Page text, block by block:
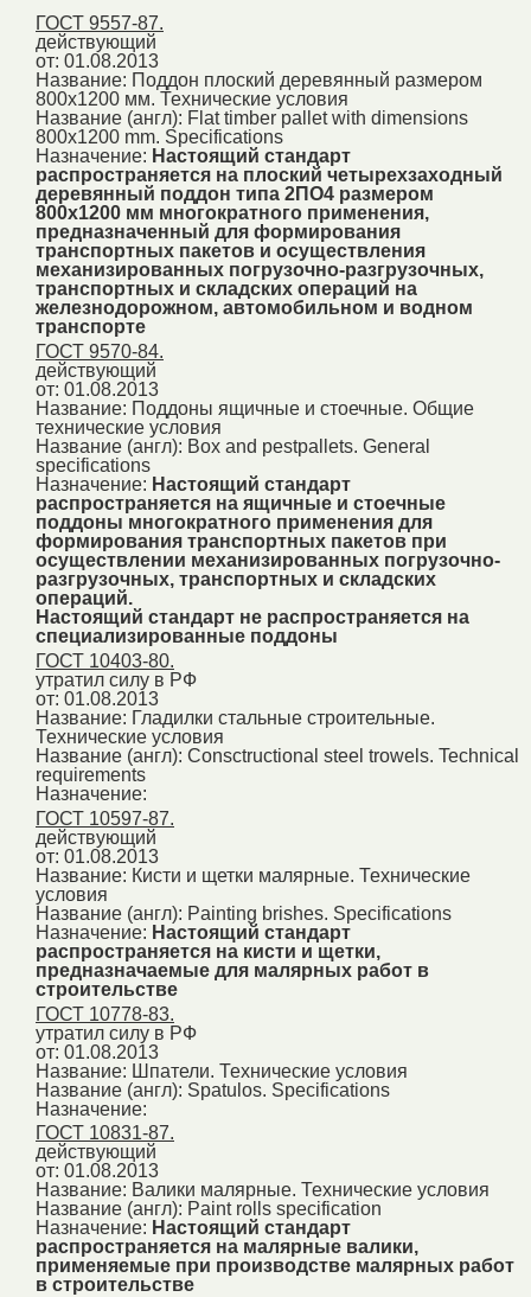
ГОСТ 9557-87.
действующий
от: 01.08.2013
Название: Поддон плоский деревянный размером
800х1200 мм. Технические условия
Название (англ): Flat timber pallet with dimensions
800x1200 mm. Specifications
Назначение: Настоящий стандарт
распространяется на плоский четырехзаходный
деревянный поддон типа 2ПО4 размером
800х1200 мм многократного применения,
предназначенный для формирования
транспортных пакетов и осуществления
механизированных погрузочно-разгрузочных,
транспортных и складских операций на
железнодорожном, автомобильном и водном
транспорте
ГОСТ 9570-84.
действующий
от: 01.08.2013
Название: Поддоны ящичные и стоечные. Общие
технические условия
Название (англ): Box and pestpallets. General
specifications
Назначение: Настоящий стандарт
распространяется на ящичные и стоечные
поддоны многократного применения для
формирования транспортных пакетов при
осуществлении механизированных погрузочно-
разгрузочных, транспортных и складских
операций.
Настоящий стандарт не распространяется на
специализированные поддоны
ГОСТ 10403-80.
утратил силу в РФ
от: 01.08.2013
Название: Гладилки стальные строительные.
Технические условия
Название (англ): Consctructional steel trowels. Technical
requirements
Назначение:
ГОСТ 10597-87.
действующий
от: 01.08.2013
Название: Кисти и щетки малярные. Технические
условия
Название (англ): Painting brishes. Specifications
Назначение: Настоящий стандарт
распространяется на кисти и щетки,
предназначаемые для малярных работ в
строительстве
ГОСТ 10778-83.
утратил силу в РФ
от: 01.08.2013
Название: Шпатели. Технические условия
Название (англ): Spatulos. Specifications
Назначение:
ГОСТ 10831-87.
действующий
от: 01.08.2013
Название: Валики малярные. Технические условия
Название (англ): Paint rolls specification
Назначение: Настоящий стандарт
распространяется на малярные валики,
применяемые при производстве малярных работ
в строительстве